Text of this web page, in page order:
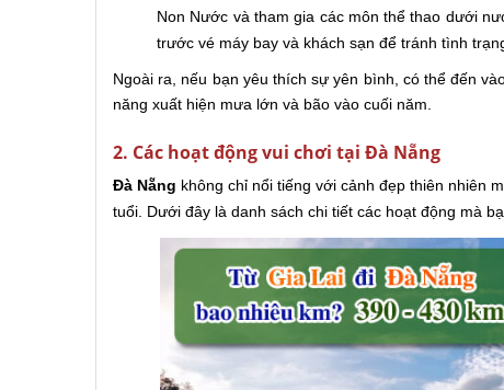
Non Nước và tham gia các môn thể thao dưới
trước vé máy bay và khách sạn để tránh tình
Ngoài ra, nếu bạn yêu thích sự yên bình, có thể đến
năng xuất hiện mưa lớn và bão vào cuối năm.
2. Các hoạt động vui chơi tại Đà Nẵng
Đà Nẵng không chỉ nổi tiếng với cảnh đẹp thiên nhiên
tuổi. Dưới đây là danh sách chi tiết các hoạt động mà